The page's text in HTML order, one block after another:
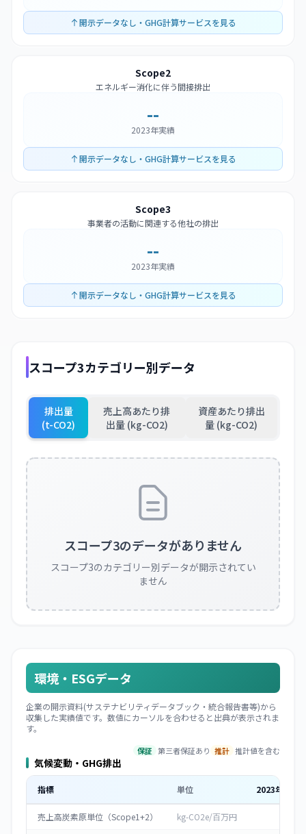
開示データなし・GHG計算サービスを見る
Scope2
エネルギー消化に伴う間接排出
--
2023年実績
開示データなし・GHG計算サービスを見る
Scope3
事業者の活動に関連する他社の排出
--
2023年実績
開示データなし・GHG計算サービスを見る
スコープ3カテゴリー別データ
排出量
(t-CO2)
売上高あたり排
出量 (kg-CO2)
資産あたり排出
量 (kg-CO2)
スコープ3のデータがありません
スコープ3のカテゴリー別データが開示されてい
ません
環境・ESGデータ
企業の開示資料(サステナビリティデータブック・統合報告書等)から
収集した実績値です。数値にカーソルを合わせると出典が表示されま
す。
保証 第三者保証あり 推計 推計値を含む
気候変動・GHG排出
指標 単位 2023年度
売上高炭素原単位（Scope1+2） kg-CO2e/百万円